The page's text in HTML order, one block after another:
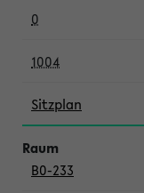
0
1004
Sitzplan
B0-233